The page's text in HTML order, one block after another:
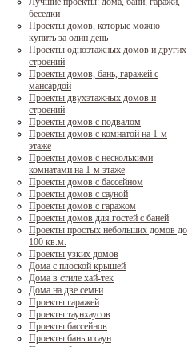
беседки
Проекты домов, которые можно
купить за один день
Проекты одноэтажных домов и других
строений
Проекты домов, бань, гаражей с
мансардой
Проекты двухэтажных домов и
строений
Проекты домов с подвалом
Проекты домов с комнатой на 1-м
этаже
Проекты домов с несколькими
комнатами на 1-м этаже
Проекты домов с бассейном
Проекты домов с сауной
Проекты домов с гаражом
Проекты домов для гостей с баней
Проекты простых небольших домов до
100 кв.м.
Проекты узких домов
Дома с плоской крышей
Дома в стиле хай-тек
Дома на две семьи
Проекты гаражей
Проекты таунхаусов
Проекты бассейнов
Проекты бань и саун